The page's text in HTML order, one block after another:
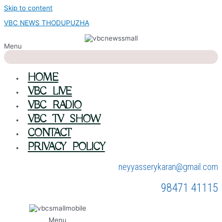
Skip to content
VBC NEWS THODUPUZHA
Menu
HOME
VBC LIVE
VBC RADIO
VBC TV SHOW
CONTACT
PRIVACY POLICY
neyyasserykaran@gmail.com
98471 41115
Menu